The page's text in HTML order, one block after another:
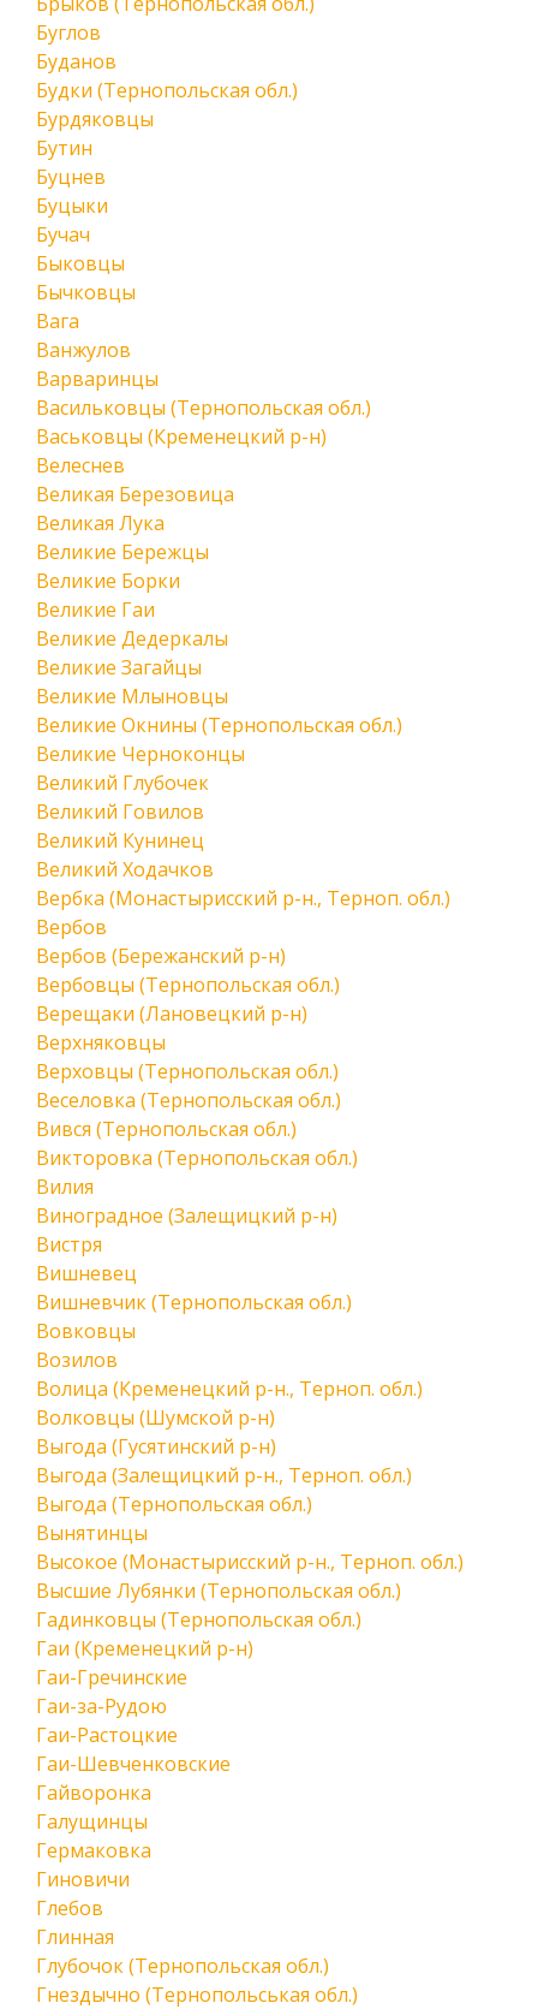
Буглов
Буданов
Будки (Тернопольская обл.)
Бурдяковцы
Бутин
Буцнев
Буцыки
Бучач
Быковцы
Бычковцы
Вага
Ванжулов
Варваринцы
Васильковцы (Тернопольская обл.)
Васьковцы (Кременецкий р-н)
Велеснев
Великая Березовица
Великая Лука
Великие Бережцы
Великие Борки
Великие Гаи
Великие Дедеркалы
Великие Загайцы
Великие Млыновцы
Великие Окнины (Тернопольская обл.)
Великие Черноконцы
Великий Глубочек
Великий Говилов
Великий Кунинец
Великий Ходачков
Вербка (Монастырисский р-н., Терноп. обл.)
Вербов
Вербов (Бережанский р-н)
Вербовцы (Тернопольская обл.)
Верещаки (Лановецкий р-н)
Верхняковцы
Верховцы (Тернопольская обл.)
Веселовка (Тернопольская обл.)
Вився (Тернопольская обл.)
Викторовка (Тернопольская обл.)
Вилия
Виноградное (Залещицкий р-н)
Вистря
Вишневец
Вишневчик (Тернопольская обл.)
Вовковцы
Возилов
Волица (Кременецкий р-н., Терноп. обл.)
Волковцы (Шумской р-н)
Выгода (Гусятинский р-н)
Выгода (Залещицкий р-н., Терноп. обл.)
Выгода (Тернопольская обл.)
Вынятинцы
Высокое (Монастырисский р-н., Терноп. обл.)
Высшие Лубянки (Тернопольская обл.)
Гадинковцы (Тернопольская обл.)
Гаи (Кременецкий р-н)
Гаи-Гречинские
Гаи-за-Рудою
Гаи-Растоцкие
Гаи-Шевченковские
Гайворонка
Галущинцы
Гермаковка
Гиновичи
Глебов
Глинная
Глубочок (Тернопольская обл.)
Гнездычно (Тернопольськая обл.)